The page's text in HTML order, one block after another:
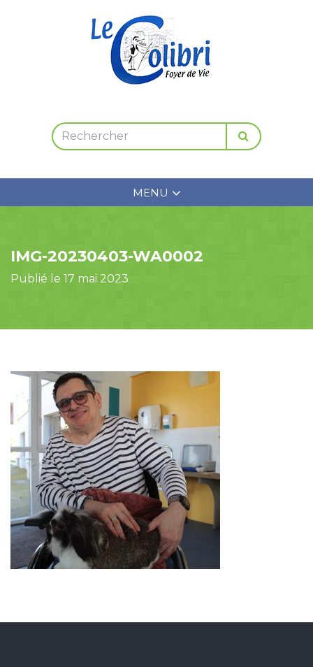
MENU
IMG-20230403-WA0002
Publié le 17 mai 2023